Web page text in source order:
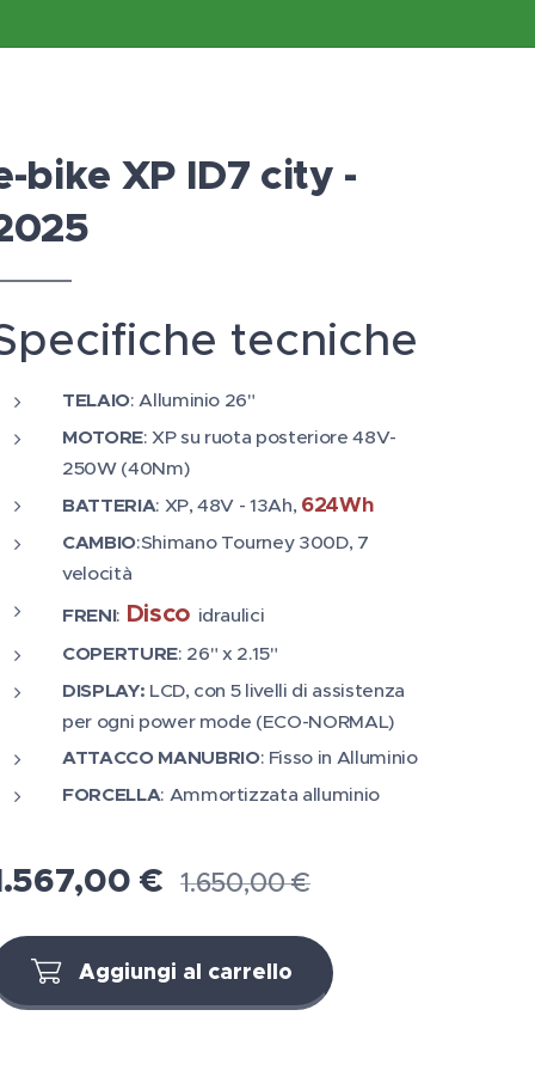
bike XP ID7 city -
tecniche
TELAIO: Alluminio 26"
MOTORE: XP su ruota posteriore 48V-
250W (40Nm)
BATTERIA: XP, 48V - 13Ah, 624Wh
CAMBIO:Shimano Tourney 300D, 7
velocità
FRENI: Disco idraulici
COPERTURE: 26" x 2.15"
DISPLAY: LCD, con 5 livelli di assistenza
per ogni power mode (ECO-NORMAL)
ATTACCO MANUBRIO: Fisso in Alluminio
FORCELLA: Ammortizzata alluminio
€ 1.650,00€
Aggiungi al carrello